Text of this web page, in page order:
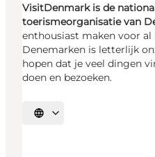
VisitDenmark is de
toerismeorganisatie van
enthousiast maken voor
Denemarken is letterlijk
hopen dat je veel dingen
doen en bezoeken.
Selecteer taal